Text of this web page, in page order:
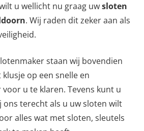
u wellicht nu graag uwsloten
. Wij raden dit zeker aan als
staan wij bovendien
op een snelle en
u te klaren. Tevens kunt u
ons terecht als u uw sloten wilt
alles wat met sloten, sleutels